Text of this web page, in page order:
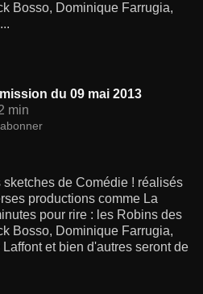
Bosso, Dominique Farrugia,
du 09 mai 2013
min
de Comédie ! réalisés
productions comme La
pour rire : les Robins des
Bosso, Dominique Farrugia,
et bien d'autres seront de